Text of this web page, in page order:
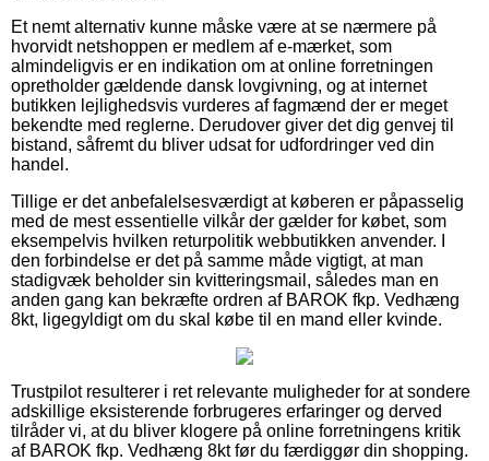
Et nemt alternativ kunne måske være at se nærmere på
hvorvidt netshoppen er medlem af e-mærket, som
almindeligvis er en indikation om at online forretningen
opretholder gældende dansk lovgivning, og at internet
butikken lejlighedsvis vurderes af fagmænd der er meget
bekendte med reglerne. Derudover giver det dig genvej til
bistand, såfremt du bliver udsat for udfordringer ved din
handel.
Tillige er det anbefalelsesværdigt at køberen er påpasselig
med de mest essentielle vilkår der gælder for købet, som
eksempelvis hvilken returpolitik webbutikken anvender. I
den forbindelse er det på samme måde vigtigt, at man
stadigvæk beholder sin kvitteringsmail, således man en
anden gang kan bekræfte ordren af BAROK fkp. Vedhæng
8kt, ligegyldigt om du skal købe til en mand eller kvinde.
Trustpilot resulterer i ret relevante muligheder for at sondere
adskillige eksisterende forbrugeres erfaringer og derved
tilråder vi, at du bliver klogere på online forretningens kritik
af BAROK fkp. Vedhæng 8kt før du færdiggør din shopping.